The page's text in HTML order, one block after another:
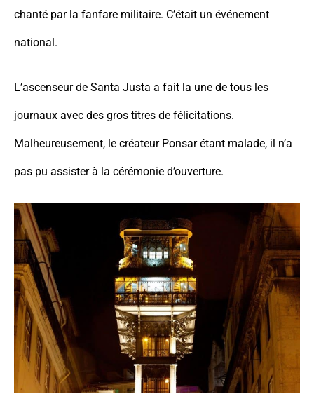
chanté par la fanfare militaire. C’était un événement
national.
L’ascenseur de Santa Justa a fait la une de tous les
journaux avec des gros titres de félicitations.
Malheureusement, le créateur Ponsar étant malade, il n’a
pas pu assister à la cérémonie d’ouverture.